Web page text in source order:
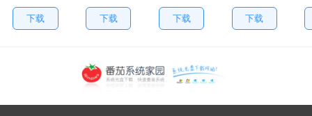
版
下载 下载
频
下载 下载